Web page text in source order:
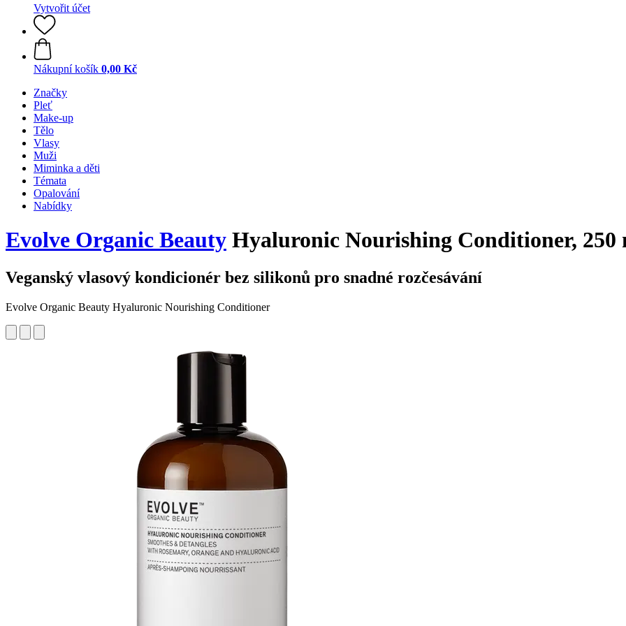
Vytvořit účet
Nákupní košík 0,00 Kč
Značky
Pleť
Make-up
Tělo
Vlasy
Muži
Miminka a děti
Témata
Opalování
Nabídky
Evolve Organic Beauty Hyaluronic Nourishing Conditioner, 250
Veganský vlasový kondicionér bez silikonů pro snadné rozčesávání
Evolve Organic Beauty Hyaluronic Nourishing Conditioner